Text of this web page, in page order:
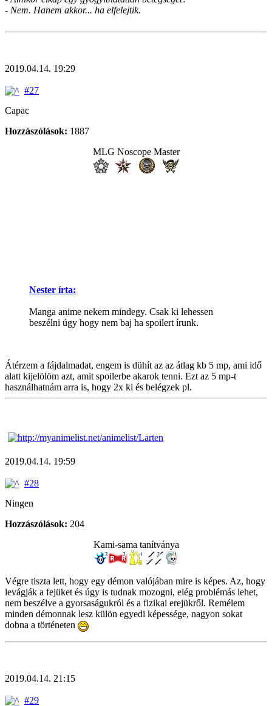
- Nem. Hanem akkor... ha elfelejtik.
2019.04.14. 19:29
#27
Capac
Hozzászólások: 1887
MLG Noscope Master
Nester írta:
Manga anime nekem mindegy. Csak ki lehessen
beszélni úgy hogy nem baj ha spoilert írunk.
Átérzem a fájdalmadat, engem is dühít az az átlag kb 5 mp, ami idő
alatt kijelölöm azt, amit spoilerbe akarok tenni. Ezt az 5 mp-t
használhatnám arra is, hogy 2x ki és belégzek pl.
2019.04.14. 19:59
#28
Ningen
Hozzászólások: 204
Kami-sama tanítványa
Végre tiszta lett, hogy egy démon valójában mire is képes. Az, hogy
levágják a fejüket és úgy is tudnak mozogni, elég problémás lehet,
nem beszélve a gyorsaságukról és a fizikai erejükről. Remélem
minden démonnak lesz külön egyedi képessége, nagyon sokat
dobna a történeten
2019.04.14. 21:15
#29